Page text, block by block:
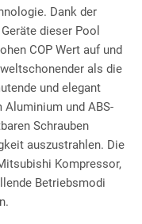
Dank der
dieser Pool
COP Wert auf und
als die
und elegant
und ABS-
Schrauben
auszustrahlen. Die
Kompressor,
Betriebsmodi